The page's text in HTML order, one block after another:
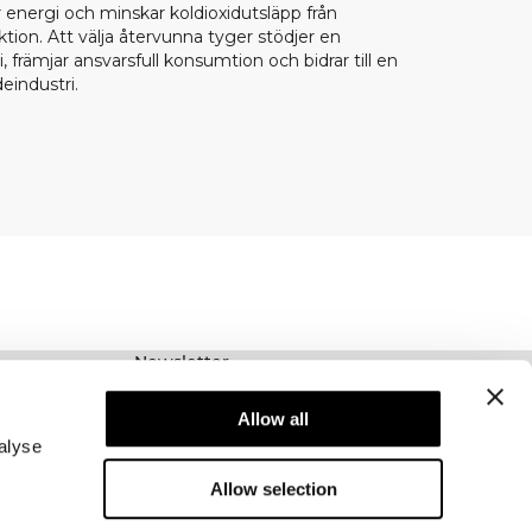
Allow all
Allow selection
energi och minskar koldioxidutsläpp från
Att välja återvunna tyger stödjer en
främjar ansvarsfull konsumtion och bidrar till en
Newsletter
Prenumerera på vårt nyhetsbrev! Få exklusiva
erbjudanden, våra senaste nyheter och mycket
mer.